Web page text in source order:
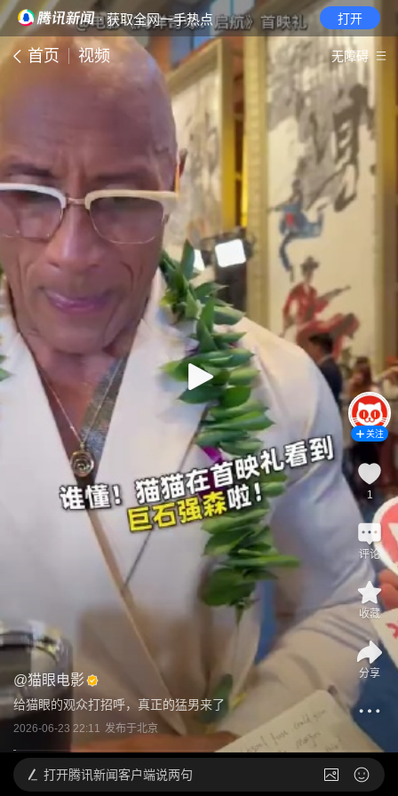
· 获取全网一手热点 打开
首页 视频 无障碍
@猫眼电影
给猫眼的观众打招呼，真正的猛男来了
2026-06-23 22:11 发布于北京
关注
1
评论
收藏
分享
打开腾讯新闻客户端说两句